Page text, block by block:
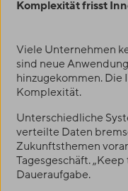
Komplexität frisst
Viele Unternehmen
sind neue
hinzugekommen. Die
Komplexität.
Unterschiedliche
verteilte Daten
Zukunftsthemen
Tagesgeschäft.
Daueraufgabe.